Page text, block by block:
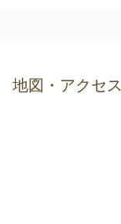
地図・アクセス